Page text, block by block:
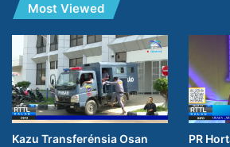
Most Viewed
Kazu Transferénsia Osan
PR